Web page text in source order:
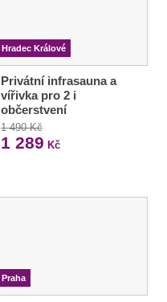
Hradec Králové
Privátní infrasauna a
vířivka pro 2 i
občerstvení
1 490 Kč
1 289 Kč
Praha